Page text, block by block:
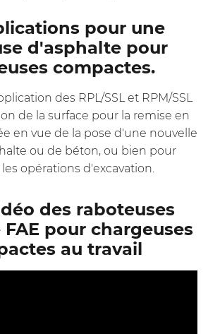
pour une
d'asphalte pour
compactes.
des RPL/SSL et RPM/SSL
de la surface pour la remise en
en vue de la pose d'une nouvelle
ou de béton, ou bien pour
opérations d'excavation.
des raboteuses
pour chargeuses
au travail